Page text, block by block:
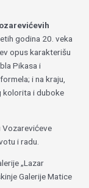
godina 20. veka
opus karakterišu
Pikasa i
i na kraju,
kolorita i duboke
Vozarevićeve
i radu.
„Lazar
Galerije Matice